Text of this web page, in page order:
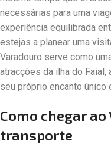
necessárias para uma
experiência equilibrada
estejas a planear uma
Varadouro serve como
atracções da ilha do
seu próprio encanto único
Como chegar ao
transporte